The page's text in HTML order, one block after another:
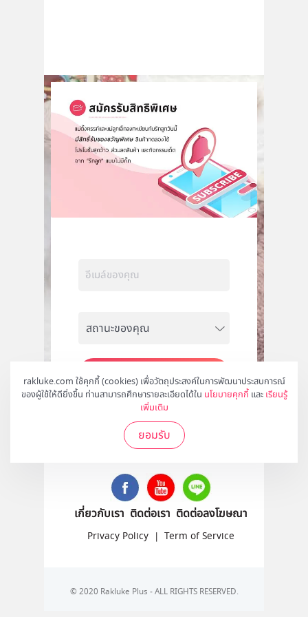
rakluke.com ใช้คุกกี้ (cookies) เพื่อวัตถุประสงค์ในการพัฒนาประสบการณ์
ของผู้ใช้ให้ดียิ่งขึ้น ท่านสามารถศึกษารายละเอียดได้ใน นโยบายคุกกี้ และ เรียนรู้
เพิ่มเติม
ยอมรับ
สมัคร
ติดตามเราได้ที่
เกี่ยวกับเรา ติดต่อเรา ติดต่อลงโฆษณา
Privacy Policy | Term of Service
© 2020 Rakluke Plus - ALL RIGHTS RESERVED.